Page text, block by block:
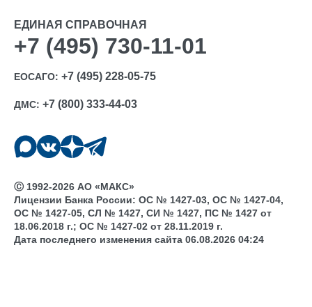
ЕДИНАЯ СПРАВОЧНАЯ
+7 (495) 730-11-01
ЕОСАГО: +7 (495) 228-05-75
ДМС: +7 (800) 333-44-03
Ⓒ 1992-2026 АО «МАКС»
Лицензии Банка России: ОС № 1427-03, ОС № 1427-04,
ОС № 1427-05, СЛ № 1427, СИ № 1427, ПС № 1427 от
18.06.2018 г.; ОС № 1427-02 от 28.11.2019 г.
Дата последнего изменения сайта 06.08.2026 04:24